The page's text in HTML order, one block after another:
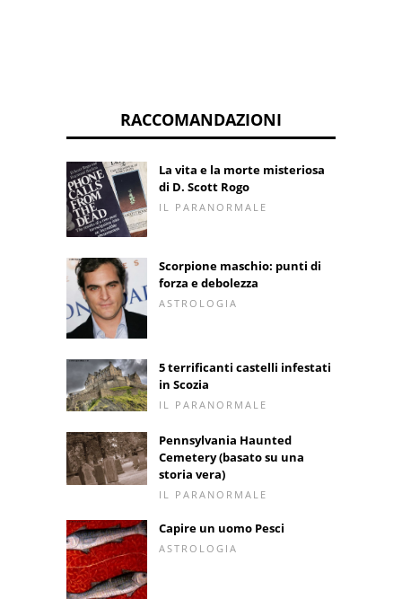
RACCOMANDAZIONI
La vita e la morte misteriosa
di D. Scott Rogo
IL PARANORMALE
Scorpione maschio: punti di
forza e debolezza
ASTROLOGIA
5 terrificanti castelli infestati
in Scozia
IL PARANORMALE
Pennsylvania Haunted
Cemetery (basato su una
storia vera)
IL PARANORMALE
Capire un uomo Pesci
ASTROLOGIA